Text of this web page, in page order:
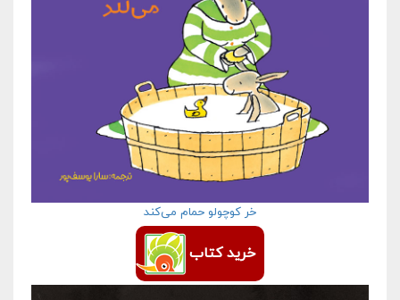
خر کوچولو حمام می‌کند
خرید کتاب